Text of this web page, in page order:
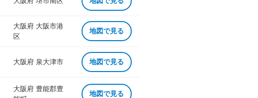
大阪府 大阪市港
区
地図で見る
大阪府 泉大津市 地図で見る
大阪府 豊能郡豊
地図で見る